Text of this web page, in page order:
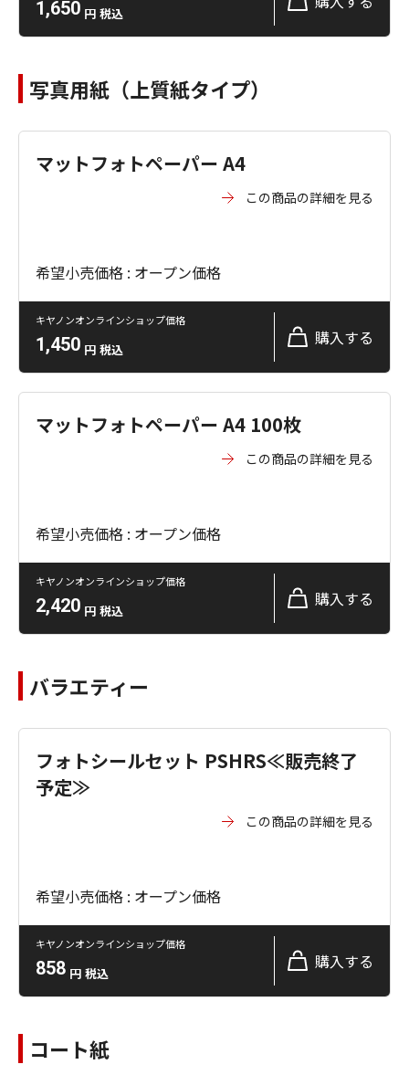
1,650 円 税込
写真用紙（上質紙タイプ）
マットフォトペーパー A4
この商品の詳細を見る
希望小売価格 : オープン価格
キヤノンオンラインショップ価格
1,450 円 税込
購入する
マットフォトペーパー A4 100枚
この商品の詳細を見る
希望小売価格 : オープン価格
キヤノンオンラインショップ価格
2,420 円 税込
購入する
バラエティー
フォトシールセット PSHRS≪販売終了
予定≫
この商品の詳細を見る
希望小売価格 : オープン価格
キヤノンオンラインショップ価格
858 円 税込
購入する
コート紙